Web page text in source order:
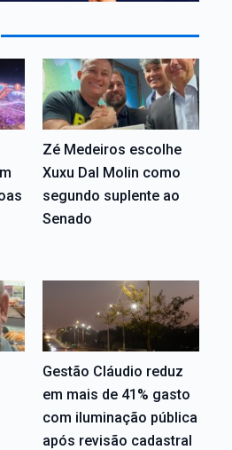
Zé Medeiros escolhe
Xuxu Dal Molin como
segundo suplente ao
Senado
Gestão Cláudio reduz
em mais de 41% gasto
com iluminação pública
após revisão cadastral